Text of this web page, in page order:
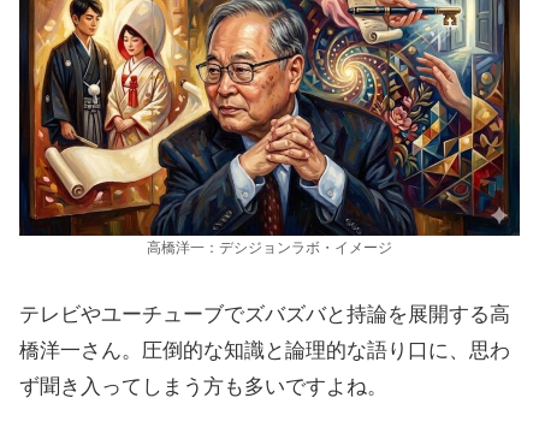
高橋洋一：デシジョンラボ・イメージ
テレビやユーチューブでズバズバと持論を展開する高
橋洋一さん。圧倒的な知識と論理的な語り口に、思わ
ず聞き入ってしまう方も多いですよね。